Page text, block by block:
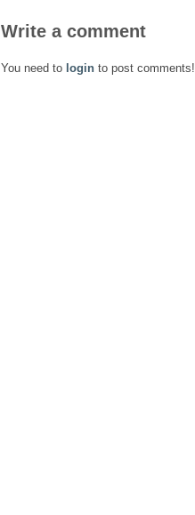
Write a comment
You need to login to post comments!